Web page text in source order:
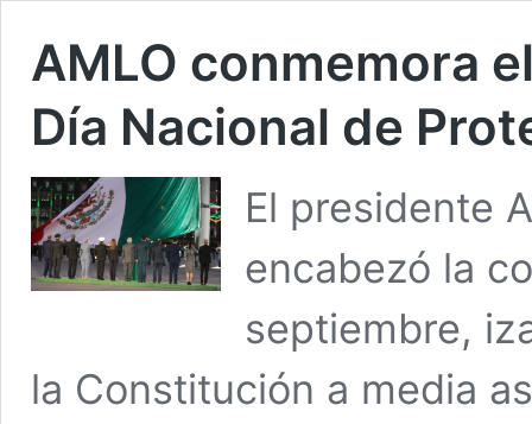
AMLO conmemora
Día Nacional de
El presidente
encabezó la
septiembre,
la Constitución a media